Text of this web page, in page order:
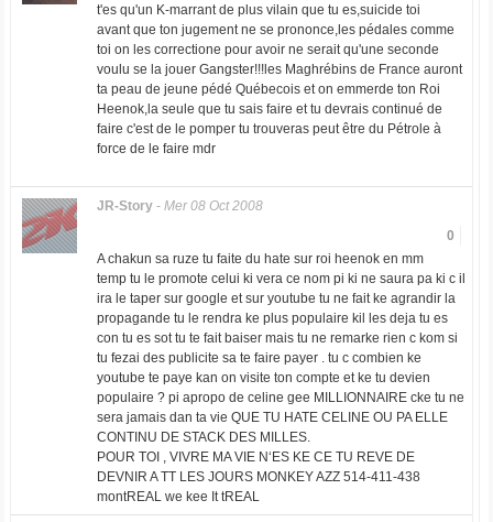
t'es qu'un K-marrant de plus vilain que tu es,suicide toi
avant que ton jugement ne se prononce,les pédales comme
toi on les correctione pour avoir ne serait qu'une seconde
voulu se la jouer Gangster!!!les Maghrébins de France auront
ta peau de jeune pédé Québecois et on emmerde ton Roi
Heenok,la seule que tu sais faire et tu devrais continué de
faire c'est de le pomper tu trouveras peut être du Pétrole à
force de le faire mdr
JR-Story- Mer 08 Oct 2008
0
A chakun sa ruze tu faite du hate sur roi heenok en mm
temp tu le promote celui ki vera ce nom pi ki ne saura pa ki c il
ira le taper sur google et sur youtube tu ne fait ke agrandir la
propagande tu le rendra ke plus populaire kil les deja tu es
con tu es sot tu te fait baiser mais tu ne remarke rien c kom si
tu fezai des publicite sa te faire payer . tu c combien ke
youtube te paye kan on visite ton compte et ke tu devien
populaire ? pi apropo de celine gee MILLIONNAIRE cke tu ne
sera jamais dan ta vie QUE TU HATE CELINE OU PA ELLE
CONTINU DE STACK DES MILLES.
POUR TOI , VIVRE MA VIE N‘ES KE CE TU REVE DE
DEVNIR A TT LES JOURS MONKEY AZZ 514-411-438
montREAL we kee It tREAL